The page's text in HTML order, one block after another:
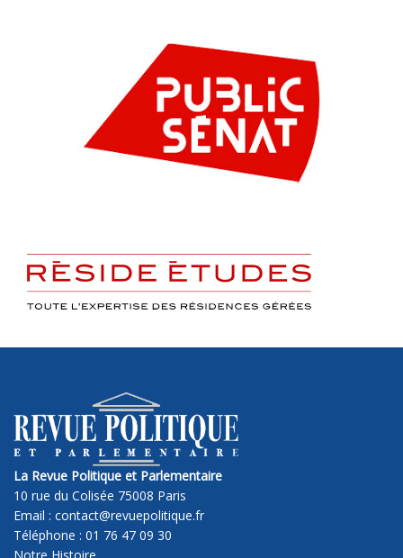
La Revue Politique et Parlementaire
10 rue du Colisée 75008 Paris
Email : contact@revuepolitique.fr
Téléphone : 01 76 47 09 30